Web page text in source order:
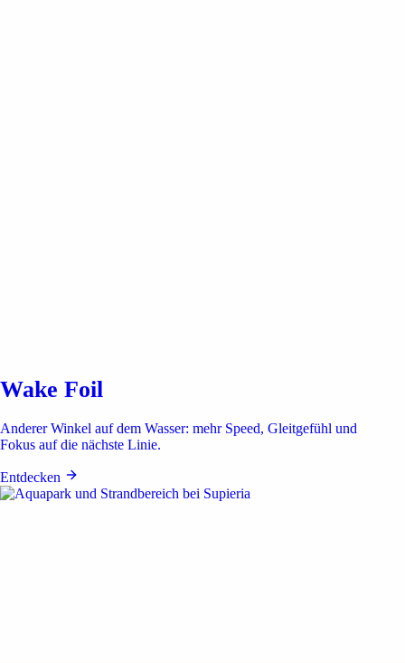
Wake Foil
Anderer Winkel auf dem Wasser: mehr Speed, Gleitgefühl und
Fokus auf die nächste Linie.
Entdecken